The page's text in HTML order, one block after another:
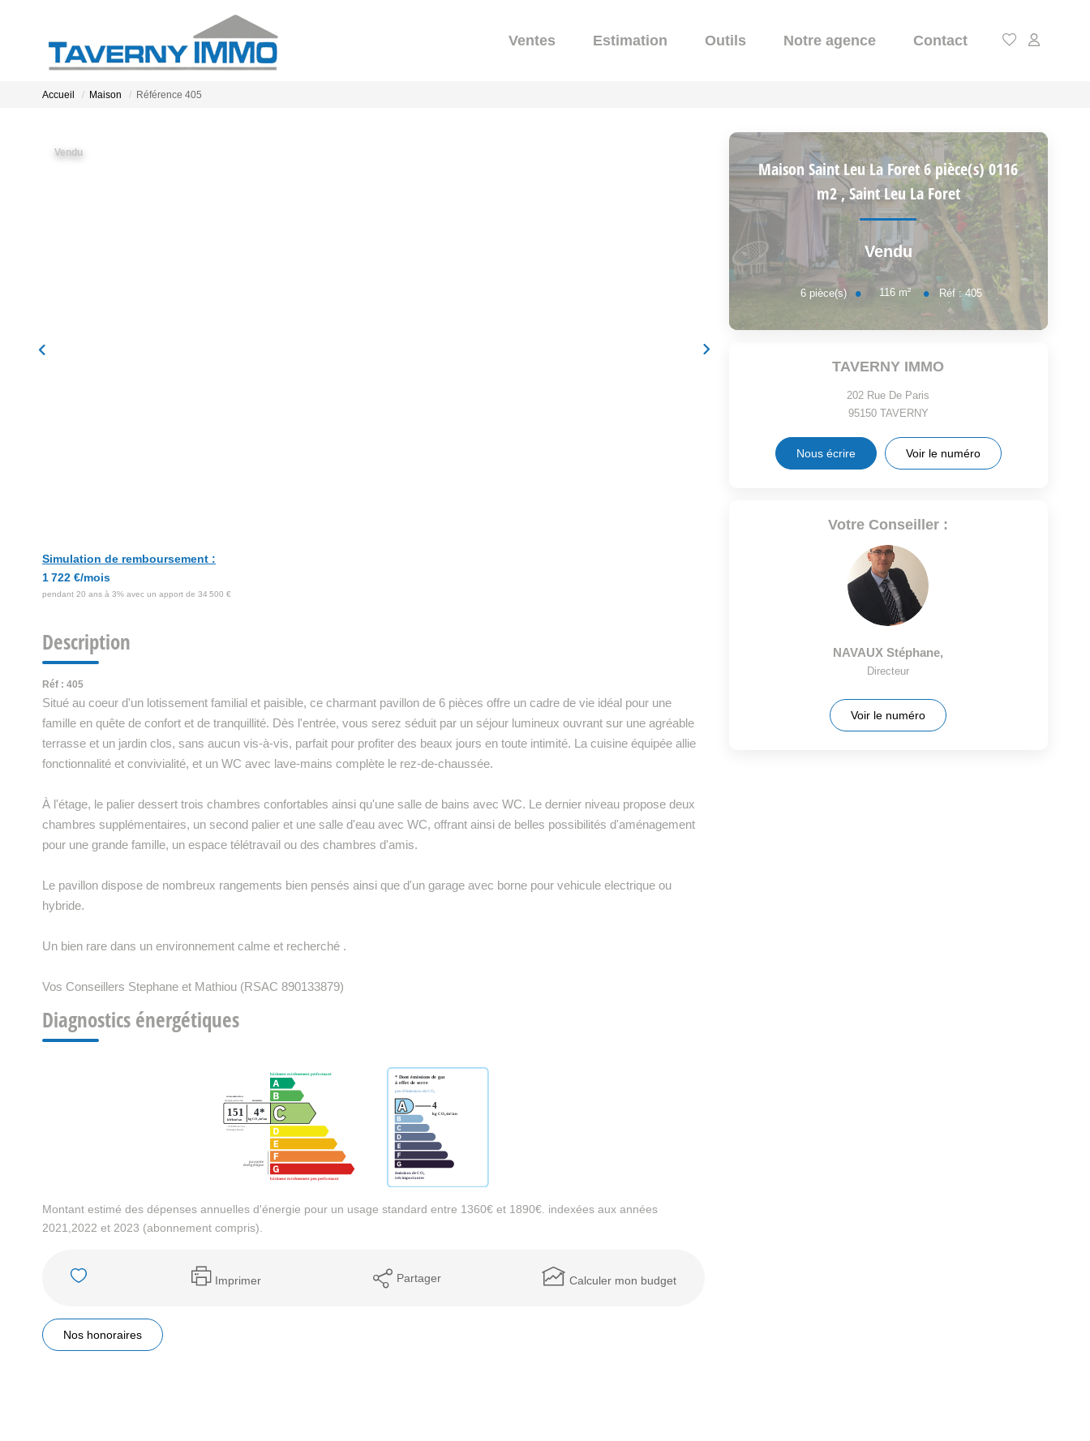
Ventes Estimation Outils Notre agence Contact
Accueil Maison Référence 405
Vendu
Simulation de remboursement :
1 722 €/mois
pendant 20 ans à 3% avec un apport de 34 500 €
Description
Réf : 405
Situé au coeur d'un lotissement familial et paisible, ce charmant pavillon de 6 pièces offre un cadre de vie idéal pour une
famille en quête de confort et de tranquillité. Dès l'entrée, vous serez séduit par un séjour lumineux ouvrant sur une agréable
terrasse et un jardin clos, sans aucun vis-à-vis, parfait pour profiter des beaux jours en toute intimité. La cuisine équipée allie
fonctionnalité et convivialité, et un WC avec lave-mains complète le rez-de-chaussée.
À l'étage, le palier dessert trois chambres confortables ainsi qu'une salle de bains avec WC. Le dernier niveau propose deux
chambres supplémentaires, un second palier et une salle d'eau avec WC, offrant ainsi de belles possibilités d'aménagement
pour une grande famille, un espace télétravail ou des chambres d'amis.
Le pavillon dispose de nombreux rangements bien pensés ainsi que d'un garage avec borne pour vehicule electrique ou
hybride.
Un bien rare dans un environnement calme et recherché .
Vos Conseillers Stephane et Mathiou (RSAC 890133879)
Diagnostics énergétiques
Montant estimé des dépenses annuelles d'énergie pour un usage standard entre 1360€ et 1890€. indexées aux années
2021,2022 et 2023 (abonnement compris).
Imprimer Partager Calculer mon budget
Nos honoraires
Maison Saint Leu La Foret 6 pièce(s) 0116
m2,Saint Leu La Foret
Vendu
6 pièce(s) 116 m² Réf :405
TAVERNY IMMO
202 Rue De Paris
95150 TAVERNY
Nous écrire Voir le numéro
Votre Conseiller :
NAVAUX Stéphane,
Directeur
Voir le numéro